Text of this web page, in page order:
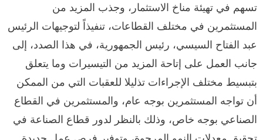
تسهم في تهيئة مناخ الاستثمار، وجذب المزيد من
المستثمرين في مختلف القطاعات، تنفيذاً لتوجيهات الرئيس
عبد الفتاح السيسي، رئيس الجمهورية، في هذا الصدد، إلى
جانب العمل على إتاحة المزيد من التيسيرات وما يتعلق
بتبسيط مختلف الإجراءات تذليلا للعقبات التي من الممكن
أن تواجه المستثمرين بوجه عام، والمستثمرين في القطاع
الصناعي بوجه خاص، وذلك بالنظر لدور قطاع الصناعة في